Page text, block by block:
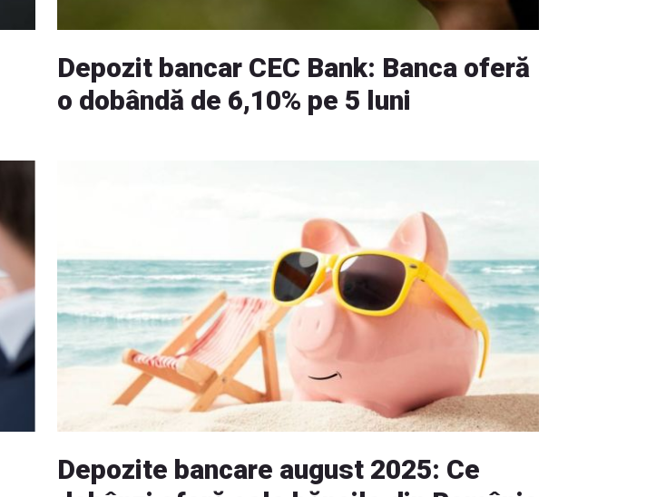
Depozit bancar CEC Bank: Banca oferă
o dobândă de 6,10% pe 5 luni
Depozite bancare august 2025: Ce